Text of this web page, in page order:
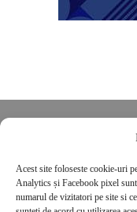
Acest site foloseste cookie-uri
Analytics și Facebook pixel
numarul de vizitatori pe site si
POLITICĂ DE
Politica de